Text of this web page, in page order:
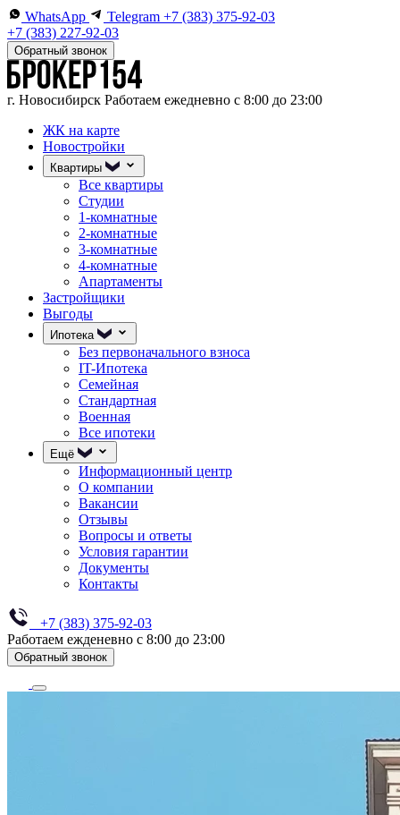
WhatsApp Telegram +7 (383) 375-92-03
+7 (383) 227-92-03
Обратный звонок
г. Новосибирск Работаем ежедневно с 8:00 до 23:00
ЖК на карте
Новостройки
Квартиры
Все квартиры
Студии
1-комнатные
2-комнатные
3-комнатные
4-комнатные
Апартаменты
Застройщики
Выгоды
Ипотека
Без первоначального взноса
IT-Ипотека
Семейная
Стандартная
Военная
Все ипотеки
Ещё
Информационный центр
О компании
Вакансии
Отзывы
Вопросы и ответы
Условия гарантии
Документы
Контакты
+7 (383) 375-92-03
Работаем ежденевно с 8:00 до 23:00
Обратный звонок